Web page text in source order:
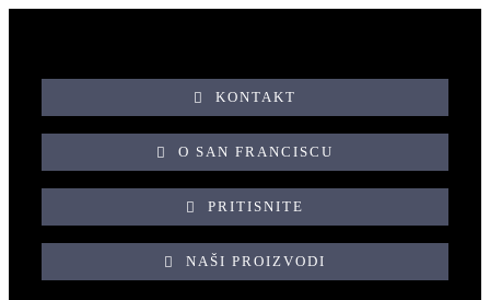
KONTAKT
O SAN FRANCISCU
PRITISNITE
NAŠI PROIZVODI